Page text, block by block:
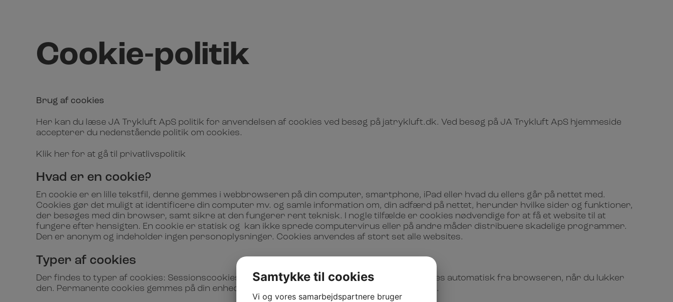
Cookie-politik
Brug af cookies
Her kan du læse JA Trykluft ApS politik for anvendelsen af cookies ved besøg på jatrykluft.dk. Ved besøg på JA Trykluft ApS hjemmeside
accepterer du nedenstående politik om cookies.
Klik her for at gå til privatlivspolitik
Hvad er en cookie?
En cookie er en lille tekstfil, denne gemmes i webbrowseren på din computer, smartphone, iPad eller hvad du ellers går på nettet med.
Cookies gør det muligt at identificere din computer mv. og samle information om, din adfærd på nettet, herunder hvilke sider og funktioner,
der besøges med din browser, samt sikre at den fungerer rent teknisk. I nogle tilfælde er cookies nødvendige for at få et website til at
fungere efter hensigten. En cookie er statisk og kan ikke sprede computervirus eller på andre måder distribuere skadelige programmer.
Den er anonym og indeholder ingen personoplysninger. Cookies anvendes af stort set alle websites.
Typer af cookies
Der findes to typer af cookies: Sessionscookies og permanente cookies. Sessioncookies slettes automatisk fra browseren, når du lukker
den. Permanente cookies gemmes på din enhed i en bestemt tidsperiode hvorefter de udløber.
Samtykke til cookies
Vi og vores samarbejdspartnere bruger